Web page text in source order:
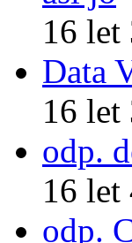
16 let
Data
16 let
odp.
16 let
odp.